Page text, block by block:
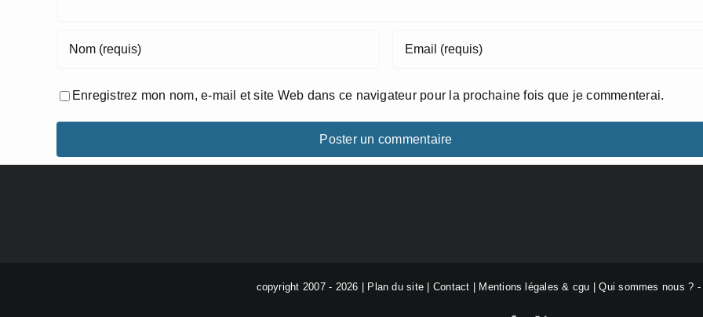
Enregistrez mon nom, e-mail et site Web dans ce navigateur pour la prochaine fois que je commenterai.
copyright 2007 - 2026 | Plan du site Contact Mentions légales & cgu |Qui sommes nous ?